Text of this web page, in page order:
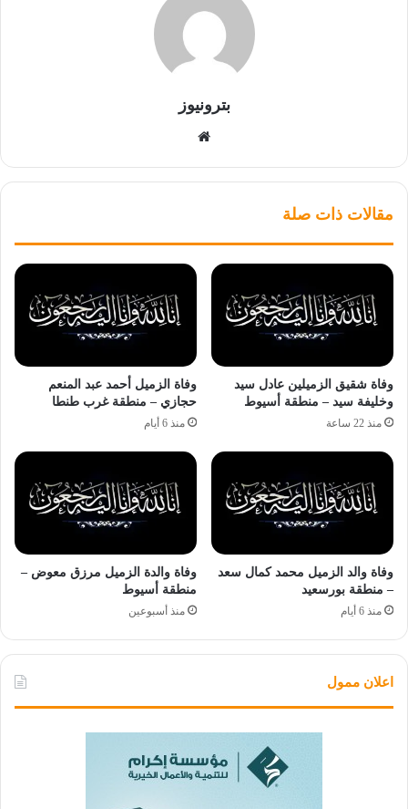
بترونيوز
مقالات ذات صلة
وفاة شقيق الزميلين عادل سيد
وخليفة سيد – منطقة أسيوط
منذ 22 ساعة
وفاة الزميل أحمد عبد المنعم
حجازي – منطقة غرب طنطا
منذ 6 أيام
وفاة والد الزميل محمد كمال سعد
– منطقة بورسعيد
منذ 6 أيام
وفاة والدة الزميل مرزق معوض –
منطقة أسيوط
منذ أسبوعين
اعلان ممول